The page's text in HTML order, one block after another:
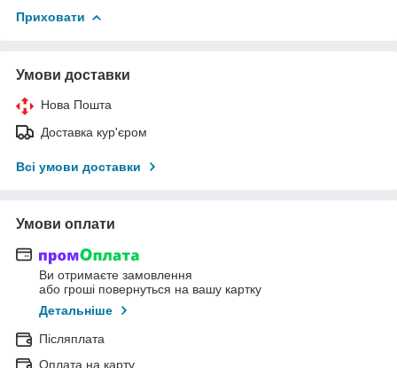
Приховати
Умови доставки
Нова Пошта
Доставка кур'єром
Всі умови доставки
Умови оплати
Ви отримаєте замовлення
або гроші повернуться на вашу картку
Детальніше
Післяплата
Оплата на карту